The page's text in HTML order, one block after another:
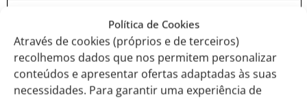
Política de Cookies
Através de cookies (próprios e de terceiros)
recolhemos dados que nos permitem personalizar
conteúdos e apresentar ofertas adaptadas às suas
necessidades. Para garantir uma experiência de